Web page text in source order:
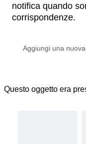
notifica quando
corrispondenze.
Questo oggetto era